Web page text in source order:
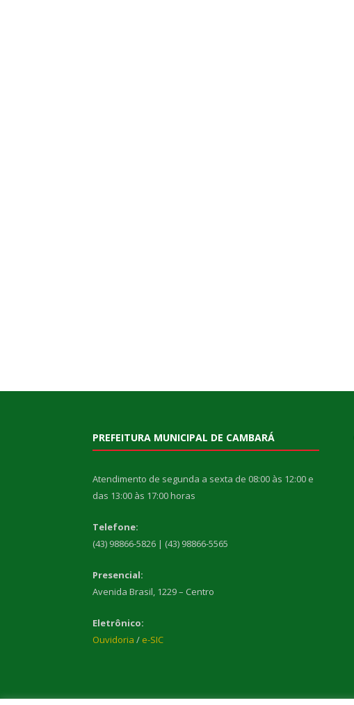
PREFEITURA MUNICIPAL DE CAMBARÁ
Atendimento de segunda a sexta de 08:00 às 12:00 e
das 13:00 às 17:00 horas
Telefone:
(43) 98866-5826 | (43) 98866-5565
Presencial:
Avenida Brasil, 1229 – Centro
Eletrônico:
Ouvidoria / e-SIC